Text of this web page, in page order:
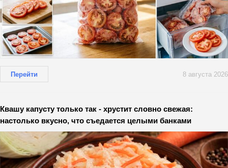
Перейти 8 августа 2026
Квашу капусту только так - хрустит словно свежая:
настолько вкусно, что съедается целыми банками